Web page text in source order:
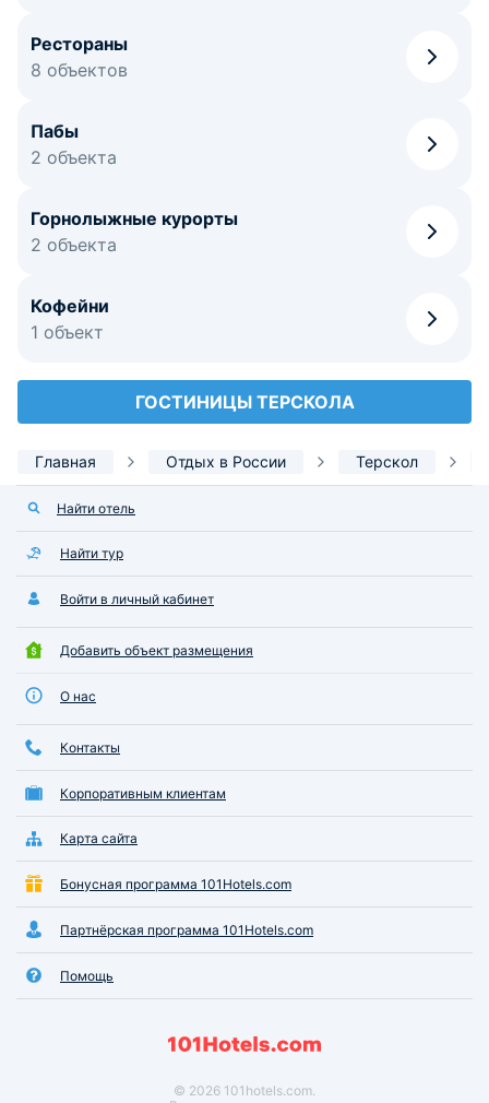
Рестораны
8 объектов
Пабы
2 объекта
Горнолыжные курорты
2 объекта
Кофейни
1 объект
ГОСТИНИЦЫ ТЕРСКОЛА
Главная Отдых в России Терскол
Найти отель
Найти тур
Войти в личный кабинет
Добавить объект размещения
О нас
Контакты
Корпоративным клиентам
Карта сайта
Бонусная программа 101Hotels.com
Партнёрская программа 101Hotels.com
Помощь
© 2026 101hotels.com.